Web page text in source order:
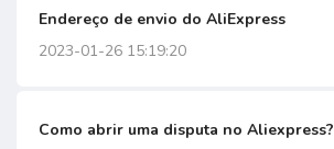
Endereço de envio do AliExpress
2023-01-26 15:19:20
Como abrir uma disputa no Aliexpress?